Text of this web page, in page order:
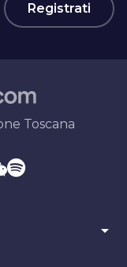
Registrati
Toscana
arrow_drop_down